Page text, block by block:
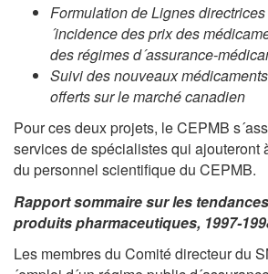
Formulation de Lignes
´incidence des prix des
des régimes d´assurance-
Suivi des nouveaux
offerts sur le marché canadien
Pour ces deux projets, le CEPMB
services de spécialistes qui ajouteront
du personnel scientifique du CEPMB.
Rapport sommaire sur les
produits pharmaceutiques, 1997-
Les membres du Comité directeur du